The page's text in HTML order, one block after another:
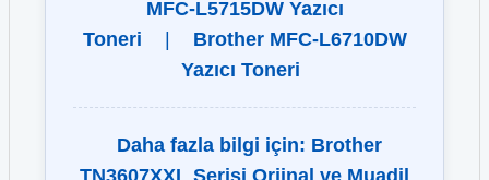
MFC-L5715DW Yazıcı
Toneri
Brother MFC-L6710DW
Yazıcı Toneri
Daha fazla bilgi için: Brother
TN3607XXL Serisi Orjinal ve Muadil